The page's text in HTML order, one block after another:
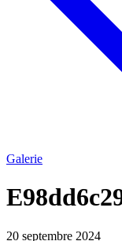
Galerie
20 septembre 2024